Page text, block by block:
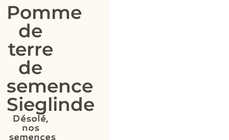
Pomme
de
terre
de
semence
Sieglinde
Désolé,
nos
semences